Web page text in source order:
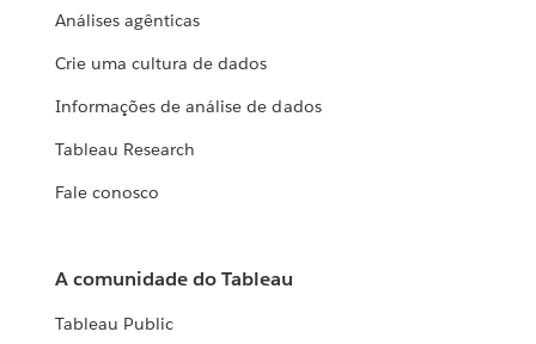
Análises agênticas
Crie uma cultura de dados
Informações de análise de dados
Tableau Research
Fale conosco
A comunidade do Tableau
Tableau Public